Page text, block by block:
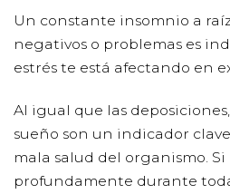
Un constante insomnio a
negativos o problemas es
estrés te está afectando en
Al igual que las
sueño son un indicador
mala salud del organismo.
profundamente durante